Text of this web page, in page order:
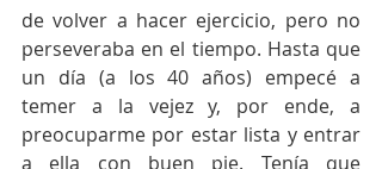
de volver a hacer ejercicio, pero no
perseveraba en el tiempo. Hasta que
un día (a los 40 años) empecé a
temer a la vejez y, por ende, a
preocuparme por estar lista y entrar
a ella con buen pie. Tenía que